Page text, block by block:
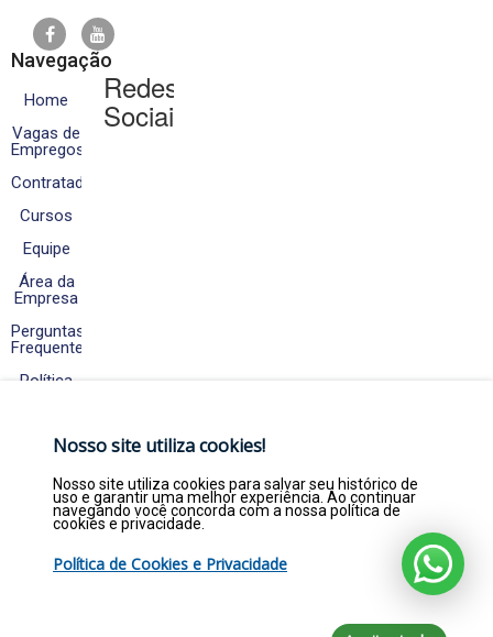
Navegação
Home
Vagas de
Empregos
Contratados
Cursos
Equipe
Área da
Empresa
Perguntas
Frequentes
Política
Privacidade
Fale
Conosco
Redes
Sociais
Copyright © 2026. Empregar Já Estágios e
Efetivos LTDA - CNPJ 22.369.844/0001-47 - Todos
direitos reservados por empregarja.com
Nosso site utiliza cookies!
Nosso site utiliza cookies para salvar seu histórico de
uso e garantir uma melhor experiência. Ao continuar
navegando você concorda com a nossa política de
cookies e privacidade.
Política de Cookies e Privacidade